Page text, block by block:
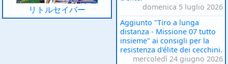
リトルセイバー
domenica 5 luglio 2026
Aggiunto "Tiro a lunga
distanza - Missione 07 tutto
insieme" ai consigli per la
resistenza d'élite dei cecchini.
mercoledì 24 giugno 2026